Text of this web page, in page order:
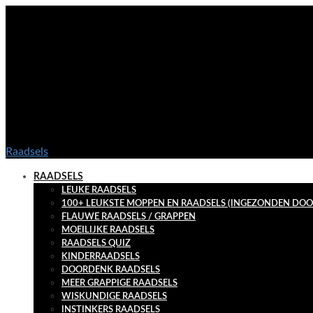
Raadsels
RAADSELS
LEUKE RAADSELS
100+ LEUKSTE MOPPEN EN RAADSELS (INGEZONDEN
FLAUWE RAADSELS / GRAPPEN
MOEILIJKE RAADSELS
RAADSELS QUIZ
KINDERRAADSELS
DOORDENK RAADSELS
MEER GRAPPIGE RAADSELS
WISKUNDIGE RAADSELS
INSTINKERS RAADSELS